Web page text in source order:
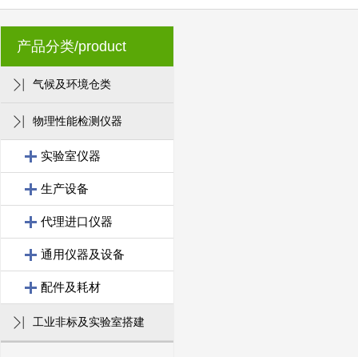
产品分类/product
气候及环境仓类
物理性能检测仪器
实验室仪器
生产设备
代理进口仪器
通用仪器及设备
配件及耗材
工业非标及实验室搭建